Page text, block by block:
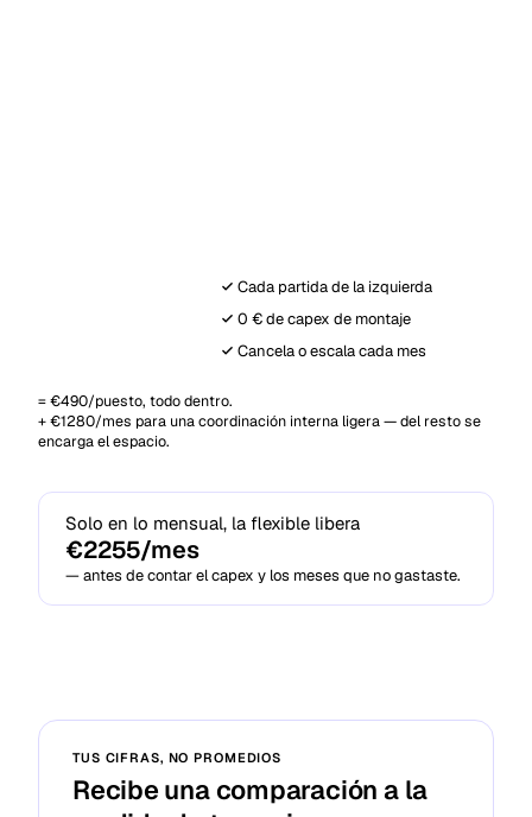
Cada partida de la izquierda
0 € de capex de montaje
Cancela o escala cada mes
= €490/puesto, todo dentro.
+ €1280/mes para una coordinación interna ligera — del resto se
encarga el espacio.
Solo en lo mensual, la flexible libera
€2255/mes
— antes de contar el capex y los meses que no gastaste.
TUS CIFRAS, NO PROMEDIOS
Recibe una comparación a la